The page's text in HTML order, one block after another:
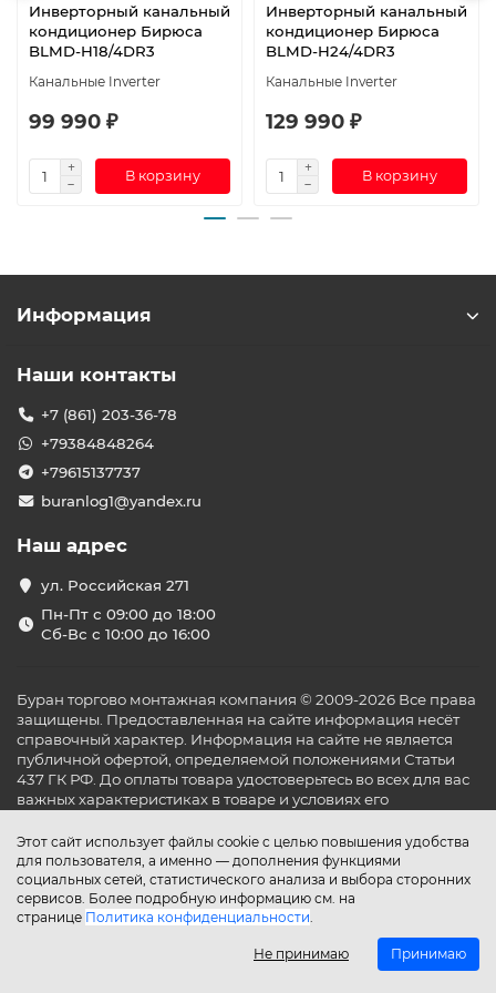
Инверторный канальный
кондиционер Бирюса
BLMD-H18/4DR3
Канальные Inverter
99 990 ₽
В корзину
Инверторный канальный
кондиционер Бирюса
BLMD-H24/4DR3
Канальные Inverter
129 990 ₽
В корзину
Этот сайт использует файлы cookie с целью повышения удобства
для пользователя, а именно — дополнения функциями
социальных сетей, статистического анализа и выбора сторонних
сервисов. Более подробную информацию см. на
странице Политика конфиденциальности.
Не принимаю Принимаю
Информация
Наши контакты
+7 (861) 203-36-78
+79384848264
+79615137737
buranlog1@yandex.ru
Наш адрес
ул. Российская 271
Пн-Пт с 09:00 до 18:00
Сб-Вс с 10:00 до 16:00
Буран торгово монтажная компания © 2009-2026 Все права
защищены. Предоставленная на сайте информация несёт
справочный характер. Информация на сайте не является
публичной офертой, определяемой положениями Статьи
437 ГК РФ. До оплаты товара удостоверьтесь во всех для вас
важных характеристиках в товаре и условиях его